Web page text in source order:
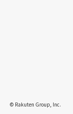
© Rakuten Group, Inc.